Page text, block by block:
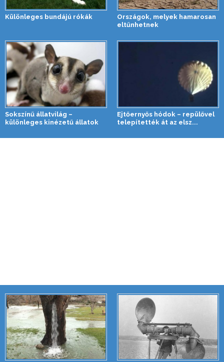
Különleges bundájú rókák
Országok, melyek hamarosan
eltűnhetnek
Sokszínű állatvilág –
különleges kinézetű állatok
Ejtőernyős hódok – repülővel
telepítették át az elsz...